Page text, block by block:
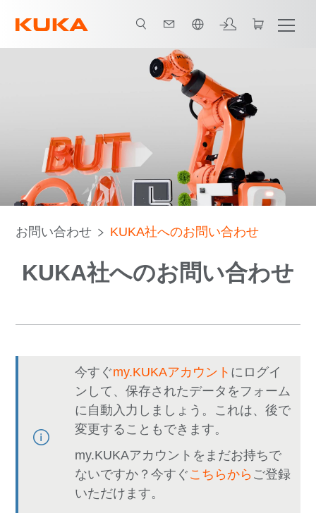
お問い合わせ KUKA社へのお問い合わせ
KUKA社へのお問い合わせ
今すぐmy.KUKAアカウント にログイ
ンして、保存されたデータをフォーム
に自動入力しましょう。これは、後で
変更することもできます。
my.KUKAアカウントをまだお持ちで
ないですか？今すぐ こちらから ご登録
いただけます。